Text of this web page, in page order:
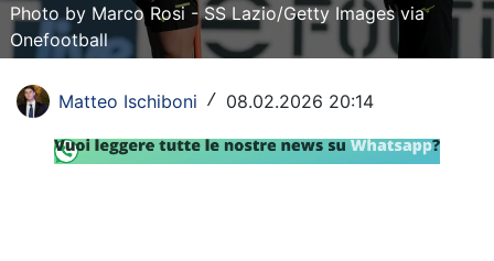
Europa League
Altri Sport
Formula 1
Tennis
Photo by Marco Rosi - SS Lazio/Getty Images via
Onefootball
Matteo Ischiboni / 08.02.2026 20:14